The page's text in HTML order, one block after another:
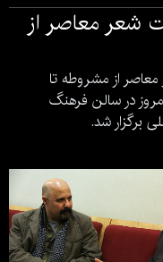
شعر معاصر از
از مشروطه تا
در سالن فرهنگ
برگزار شد.